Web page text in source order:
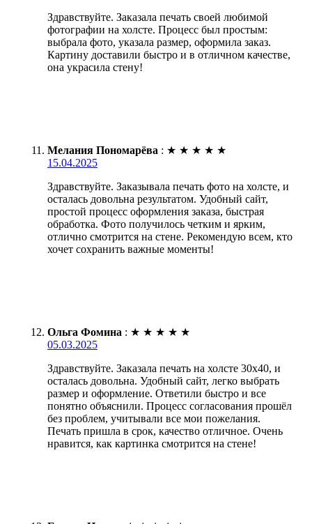
Здравствуйте. Заказала печать своей любимой
фотографии на холсте. Процесс был простым:
выбрала фото, указала размер, оформила заказ.
Картину доставили быстро и в отличном качестве,
она украсила стену!
Мелания Пономарёва : ★ ★ ★ ★ ★
15.04.2025
Здравствуйте. Заказывала печать фото на холсте, и
осталась довольна результатом. Удобный сайт,
простой процесс оформления заказа, быстрая
обработка. Фото получилось четким и ярким,
отлично смотрится на стене. Рекомендую всем, кто
хочет сохранить важные моменты!
Ольга Фомина : ★ ★ ★ ★ ★
05.03.2025
Здравствуйте. Заказала печать на холсте 30х40, и
осталась довольна. Удобный сайт, легко выбрать
размер и оформление. Ответили быстро и все
понятно объяснили. Процесс согласования прошёл
без проблем, учитывали все мои пожелания.
Печать пришла в срок, качество отличное. Очень
нравится, как картинка смотрится на стене!